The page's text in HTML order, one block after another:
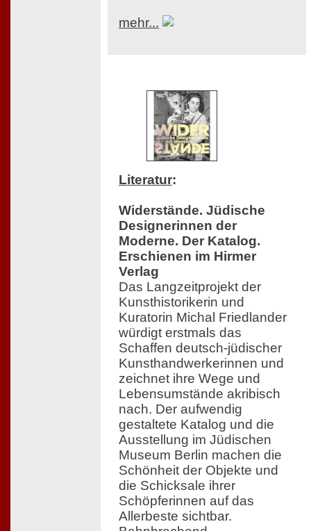
mehr...
Literatur:
Widerstände. Jüdische
Designerinnen der
Moderne. Der Katalog.
Erschienen im Hirmer
Verlag
Das Langzeitprojekt der
Kunsthistorikerin und
Kuratorin Michal Friedlander
würdigt erstmals das
Schaffen deutsch-jüdischer
Kunsthandwerkerinnen und
zeichnet ihre Wege und
Lebensumstände akribisch
nach. Der aufwendig
gestaltete Katalog und die
Ausstellung im Jüdischen
Museum Berlin machen die
Schönheit der Objekte und
die Schicksale ihrer
Schöpferinnen auf das
Allerbeste sichtbar.